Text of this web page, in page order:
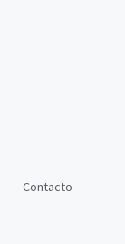
Contacto